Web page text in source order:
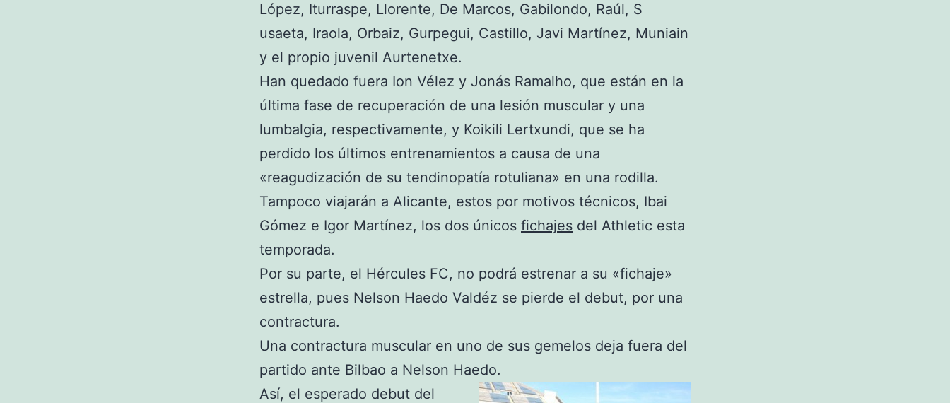
López, Iturraspe, Llorente, De Marcos, Gabilondo, Raúl, S
usaeta, Iraola, Orbaiz, Gurpegui, Castillo, Javi Martínez, Muniain
y el propio juvenil Aurtenetxe.
Han quedado fuera Ion Vélez y Jonás Ramalho, que están en la
última fase de recuperación de una lesión muscular y una
lumbalgia, respectivamente, y Koikili Lertxundi, que se ha
perdido los últimos entrenamientos a causa de una
«reagudización de su tendinopatía rotuliana» en una rodilla.
Tampoco viajarán a Alicante, estos por motivos técnicos, Ibai
Gómez e Igor Martínez, los dos únicos fichajes del Athletic esta
temporada.
Por su parte, el Hércules FC, no podrá estrenar a su «fichaje»
estrella, pues Nelson Haedo Valdéz se pierde el debut, por una
contractura.
Una contractura muscular en uno de sus gemelos deja fuera del
partido ante Bilbao a Nelson Haedo.
Así, el esperado debut del